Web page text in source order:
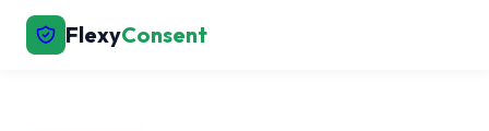
FlexyConsent